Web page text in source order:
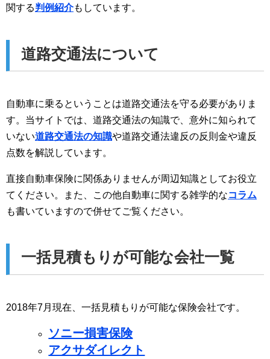
関する判例紹介もしています。
道路交通法について
自動車に乗るということは道路交通法を守る必要がありま
す。当サイトでは、道路交通法の知識で、意外に知られて
いない道路交通法の知識や道路交通法違反の反則金や違反
点数を解説しています。
直接自動車保険に関係ありませんが周辺知識としてお役立
てください。また、この他自動車に関する雑学的なコラム
も書いていますので併せてご覧ください。
一括見積もりが可能な会社一覧
2018年7月現在、一括見積もりが可能な保険会社です。
ソニー損害保険
アクサダイレクト